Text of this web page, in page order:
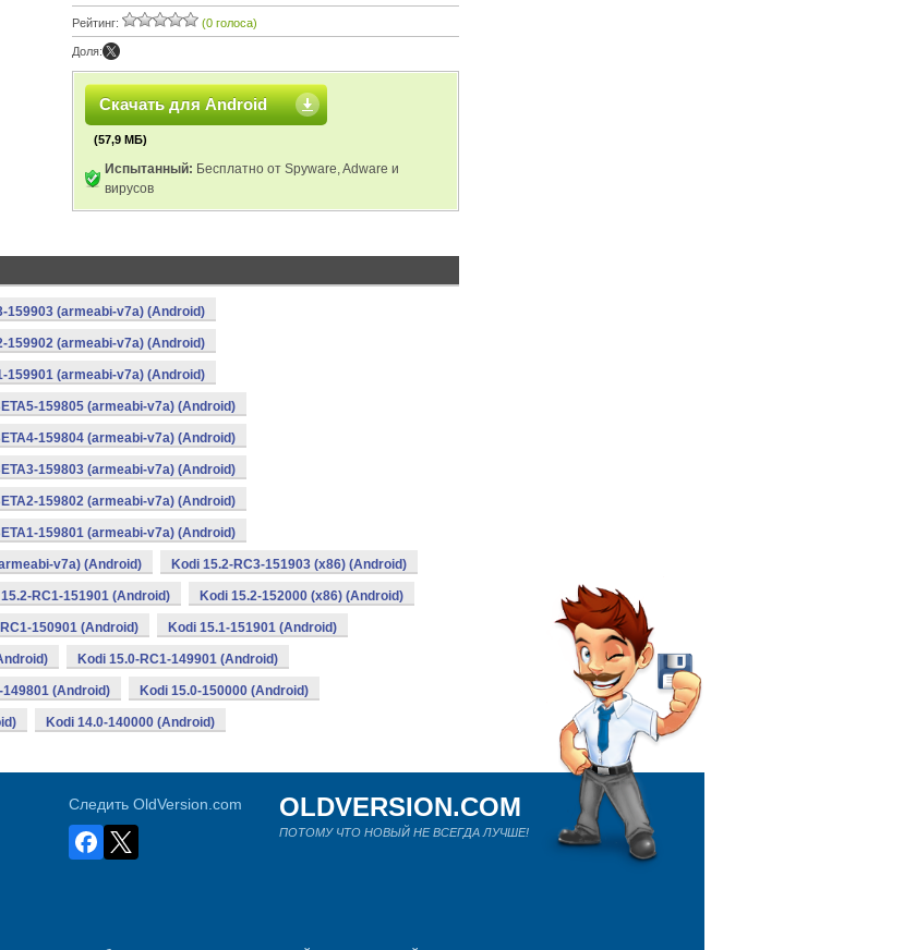
Рейтинг: (0 голоса)
Доля:
Скачать для Android
(57,9 МБ)
Испытанный: Бесплатно от Spyware, Adware и
вирусов
159903 (armeabi-v7a) (Android)
159902 (armeabi-v7a) (Android)
159901 (armeabi-v7a) (Android)
159805 (armeabi-v7a) (Android)
159804 (armeabi-v7a) (Android)
159803 (armeabi-v7a) (Android)
159802 (armeabi-v7a) (Android)
159801 (armeabi-v7a) (Android)
v7a) (Android) Kodi 15.2-RC3-151903 (x86) (Android)
RC1-151901 (Android) Kodi 15.2-152000 (x86) (Android)
150901 (Android) Kodi 15.1-151901 (Android)
Kodi 15.0-RC1-149901 (Android)
149801 (Android) Kodi 15.0-150000 (Android)
Kodi 14.0-140000 (Android)
Следить OldVersion.com OLDVERSION.COM
ПОТОМУ ЧТО НОВЫЙ НЕ ВСЕГДА ЛУЧШЕ!